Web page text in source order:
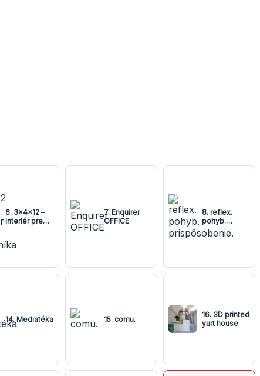
6. 3x4x12 –
Interiér pre
7. Enquirer
OFFICE
8. reflex.
pohyb.
prispôsobenie.
14. Mediatéka 15. comu.
16. 3D printed
yurt house